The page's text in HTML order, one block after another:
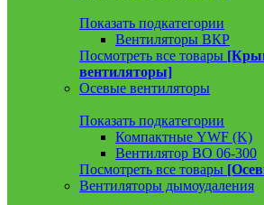
Показать подкатегории
Вентиляторы ВКР
Посмотреть все товары
вентиляторы]
Осевые вентиляторы
Показать подкатегории
Компактные YWF (K)
Вентилятор ВО 06-300
Посмотреть все товары
Вентиляторы дымоудаления